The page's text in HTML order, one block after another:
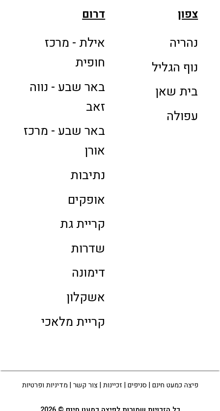
צפון
נהריה
נוף הגליל
בית שאן
עפולה
דרום
אילת - מרכז
חופית
באר שבע - נווה
זאב
באר שבע - מרכז
אורן
נתיבות
אופקים
קריית גת
שדרות
דימונה
אשקלון
קריית מלאכי
פיצה כמעט חינם | סניפים | זכיינות |צור קשר | מדיניות ופרטיות